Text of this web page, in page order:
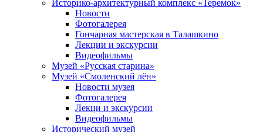
Историко-архитектурный комплекс «Теремок»
Новости
Фотогалерея
Гончарная мастерская в Талашкино
Лекции и экскурсии
Видеофильмы
Музей «Русская старина»
Музей «Смоленский лён»
Новости музея
Фотогалерея
Лекци и экскурсии
Видеофильмы
Исторический музей